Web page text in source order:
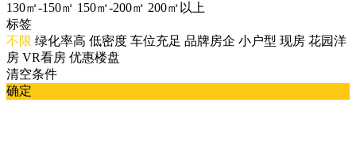
130㎡-150㎡ 150㎡-200㎡ 200㎡以上
标签
不限 绿化率高 低密度 车位充足 品牌房企 小户型 现房 花园洋
房 VR看房 优惠楼盘
清空条件
确定